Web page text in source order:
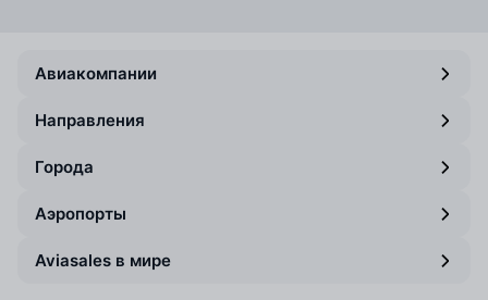
Авиакомпании
Направления
Города
Аэропорты
Aviasales в мире